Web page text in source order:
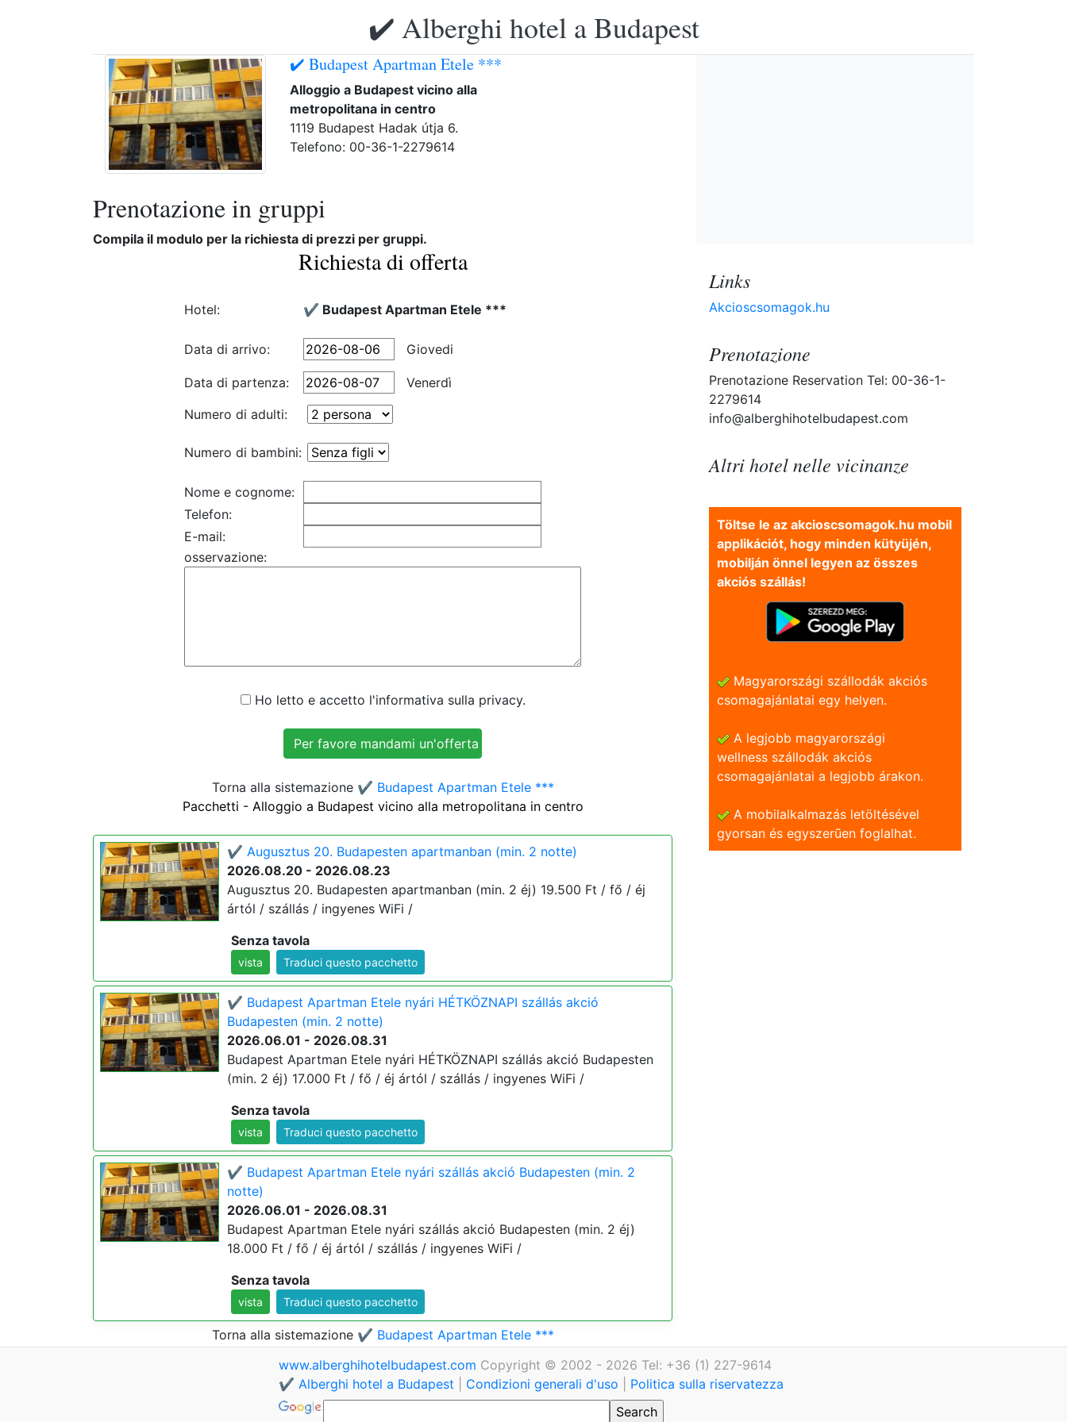
✔️ Alberghi hotel a Budapest
✔️ Budapest Apartman Etele ***
Alloggio a Budapest vicino alla
metropolitana in centro
1119 Budapest Hadak útja 6.
Telefono: 00-36-1-2279614
Prenotazione in gruppi
Compila il modulo per la richiesta di prezzi per gruppi.
Richiesta di offerta
Hotel: ✔️ Budapest Apartman Etele ***
Data di arrivo: Giovedi
Data di partenza:
Venerdì
Numero di adulti:
Numero di bambini:
Nome e cognome:
Telefon:
E-mail:
osservazione:
Ho letto e accetto l'informativa sulla privacy.
Torna alla sistemazione ✔️ Budapest Apartman Etele ***
Pacchetti - Alloggio a Budapest vicino alla metropolitana in centro
✔️ Augusztus 20. Budapesten apartmanban (min. 2 notte)
2026.08.20 - 2026.08.23
Augusztus 20. Budapesten apartmanban (min. 2 éj) 19.500 Ft / fő / éj
ártól / szállás / ingyenes WiFi /
Senza tavola
vista Traduci questo pacchetto
✔️ Budapest Apartman Etele nyári HÉTKÖZNAPI szállás akció
Budapesten (min. 2 notte)
2026.06.01 - 2026.08.31
Budapest Apartman Etele nyári HÉTKÖZNAPI szállás akció Budapesten
(min. 2 éj) 17.000 Ft / fő / éj ártól / szállás / ingyenes WiFi /
Senza tavola
vista Traduci questo pacchetto
✔️ Budapest Apartman Etele nyári szállás akció Budapesten (min. 2
notte)
2026.06.01 - 2026.08.31
Budapest Apartman Etele nyári szállás akció Budapesten (min. 2 éj)
18.000 Ft / fő / éj ártól / szállás / ingyenes WiFi /
Senza tavola
vista Traduci questo pacchetto
Torna alla sistemazione ✔️ Budapest Apartman Etele ***
Links
Akcioscsomagok.hu
Prenotazione
Prenotazione Reservation Tel: 00-36-1-
2279614
info@alberghihotelbudapest.com
Altri hotel nelle vicinanze
Töltse le az akcioscsomagok.hu mobil
applikációt, hogy minden kütyüjén,
mobilján önnel legyen az összes
akciós szállás!
Magyarországi szállodák akciós
csomagajánlatai egy helyen.
A legjobb magyarországi
wellness szállodák akciós
csomagajánlatai a legjobb árakon.
A mobilalkalmazás letöltésével
gyorsan és egyszerũen foglalhat.
www.alberghihotelbudapest.com Copyright © 2002 - 2026 Tel: +36 (1) 227-9614
✔️ Alberghi hotel a Budapest
Condizioni generali d'uso Politica sulla riservatezza